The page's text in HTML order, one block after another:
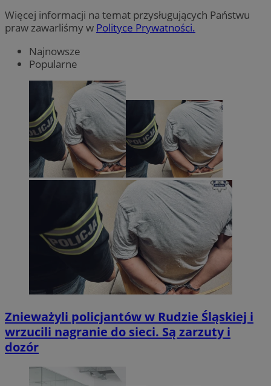
Więcej informacji na temat przysługujących Państwu
praw zawarliśmy w Polityce Prywatności.
Najnowsze
Popularne
Znieważyli policjantów w Rudzie Śląskiej i
wrzucili nagranie do sieci. Są zarzuty i
dozór